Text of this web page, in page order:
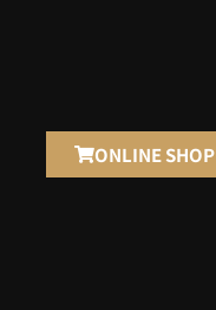
ONLINE SHOP